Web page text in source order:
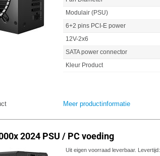
Modulair (PSU)
6+2 pins PCI-E power
12V-2x6
SATA power connector
Kleur Product
Meer productinformatie
2024 PSU / PC voeding
Uit eigen voorraad leverbaar. Levertijd: